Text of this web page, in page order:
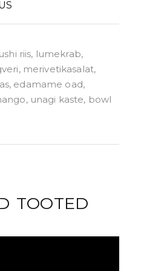
riis, lumekrab,
merivetikasalat,
edamame oad,
unagi kaste, bowl
TOOTED